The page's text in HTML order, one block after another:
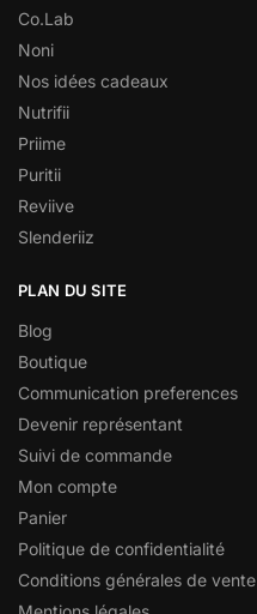
Co.Lab
Noni
Nos idées cadeaux
Nutrifii
Priime
Puritii
Reviive
Slenderiiz
PLAN DU SITE
Blog
Boutique
Communication preferences
Devenir représentant
Suivi de commande
Mon compte
Panier
Politique de confidentialité
Conditions générales de vente